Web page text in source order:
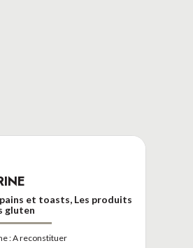
et toasts, Les produits
gluten
:A reconstituer